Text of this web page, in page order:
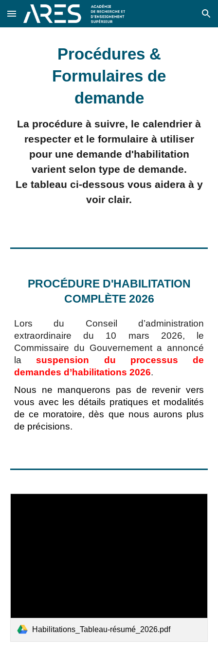
Skip to main content Skip to navigation
Procédures &
Formulaires de
demande
La procédure à suivre, le calendrier à
respecter et le formulaire à utiliser
pour une demande d'habilitation
varient selon type de demande.
Le tableau ci-dessous vous aidera à y
voir clair.
PROCÉDURE D'HABILITATION
COMPLÈTE 2026
Lors du Conseil d’administration
extraordinaire du 10 mars 2026, le
Commissaire du Gouvernement a annoncé
lasuspension du processus de
demandes d’habilitations 2026.
Nous ne manquerons pas de revenir vers
vous avec les détails pratiques et modalités
de ce moratoire, dès que nous aurons plus
de précisions.
Habilitations_Tableau-résumé_2026.pdf